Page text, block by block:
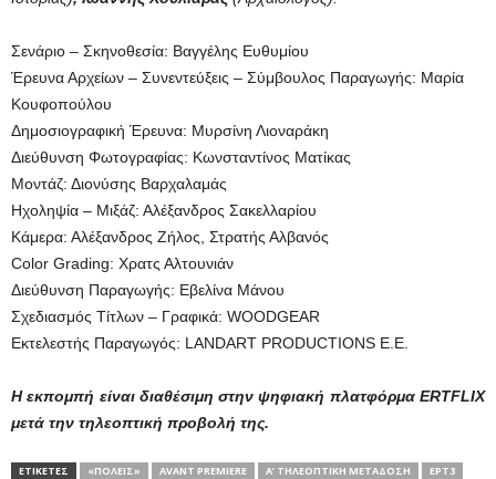
Σενάριο – Σκηνοθεσία: Βαγγέλης Ευθυμίου
Έρευνα Αρχείων – Συνεντεύξεις – Σύμβουλος Παραγωγής: Μαρία
Κουφοπούλου
Δημοσιογραφική Έρευνα: Μυρσίνη Λιοναράκη
Διεύθυνση Φωτογραφίας: Κωνσταντίνος Ματίκας
Μοντάζ: Διονύσης Βαρχαλαμάς
Ηχοληψία – Μιξάζ: Αλέξανδρος Σακελλαρίου
Κάμερα: Αλέξανδρος Ζήλος, Στρατής Αλβανός
Color Grading: Χρατς Αλτουνιάν
Διεύθυνση Παραγωγής: Εβελίνα Μάνου
Σχεδιασμός Τίτλων – Γραφικά: WOODGEAR
Εκτελεστής Παραγωγός: LANDART PRODUCTIONS Ε.Ε.
Η εκπομπή είναι διαθέσιμη στην ψηφιακή πλατφόρμα ERTFLIX
μετά την τηλεοπτική προβολή της.
ΕΤΙΚΕΤΕΣ «ΠΌΛΕΙΣ» AVANT PREMIERE Α’ ΤΗΛΕΟΠΤΙΚΉ ΜΕΤΆΔΟΣΗ
ΕΡΤ3